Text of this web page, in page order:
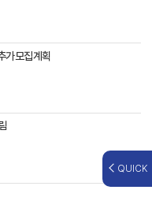
가모집계획
QUICK